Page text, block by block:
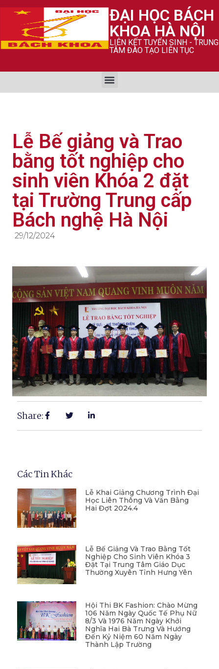
ĐẠI HỌC BÁCH
KHOA HÀ NỘI
LIÊN KẾT TUYỂN SINH - TRUNG
TÂM ĐÀO TẠO LIÊN TỤC
Lễ Bế giảng và Trao
bằng tốt nghiệp cho
sinh viên Khóa 2 đặt
tại Trường Trung cấp
Bách nghệ Hà Nội
29/12/2024
Share:
Các Tin Khác
Lễ Khai Giảng Chương Trình Đại
Học Liên Thông Và Văn Bằng
Hai Đợt 2024.4
Lễ Bế Giảng Và Trao Bằng Tốt
Nghiệp Cho Sinh Viên Khóa 3
Đặt Tại Trung Tâm Giáo Dục
Thường Xuyên Tỉnh Hưng Yên
Hội Thi BK Fashion: Chào Mừng
106 Năm Ngày Quốc Tế Phụ Nữ
8/3 Và 1976 Năm Ngày Khởi
Nghĩa Hai Bà Trưng Và Hướng
Đến Kỷ Niệm 60 Năm Ngày
Thành Lập Trường